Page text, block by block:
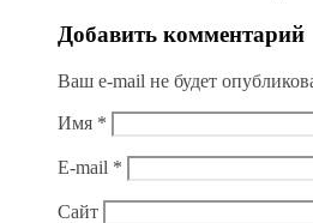
Добавить комментарий
Ваш e-mail не будет
Имя *
E-mail *
Сайт